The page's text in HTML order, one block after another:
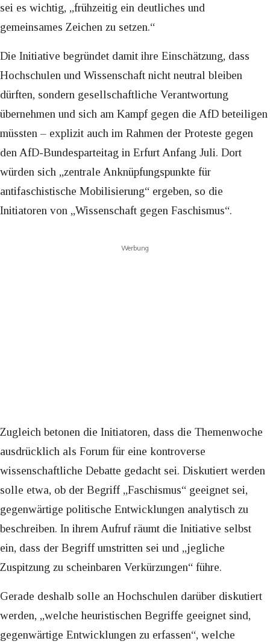
sei es wichtig, „frühzeitig ein deutliches und
gemeinsames Zeichen zu setzen.“
Die Initiative begründet damit ihre Einschätzung, dass
Hochschulen und Wissenschaft nicht neutral bleiben
dürften, sondern gesellschaftliche Verantwortung
übernehmen und sich am Kampf gegen die AfD beteiligen
müssten – explizit auch im Rahmen der Proteste gegen
den AfD-Bundesparteitag in Erfurt Anfang Juli. Dort
würden sich „zentrale Anknüpfungspunkte für
antifaschistische Mobilisierung“ ergeben, so die
Initiatoren von „Wissenschaft gegen Faschismus“.
Werbung
Zugleich betonen die Initiatoren, dass die Themenwoche
ausdrücklich als Forum für eine kontroverse
wissenschaftliche Debatte gedacht sei. Diskutiert werden
solle etwa, ob der Begriff „Faschismus“ geeignet sei,
gegenwärtige politische Entwicklungen analytisch zu
beschreiben. In ihrem Aufruf räumt die Initiative selbst
ein, dass der Begriff umstritten sei und „jegliche
Zuspitzung zu scheinbaren Verkürzungen“ führe.
Gerade deshalb solle an Hochschulen darüber diskutiert
werden, „welche heuristischen Begriffe geeignet sind,
gegenwärtige Entwicklungen zu erfassen“, welche